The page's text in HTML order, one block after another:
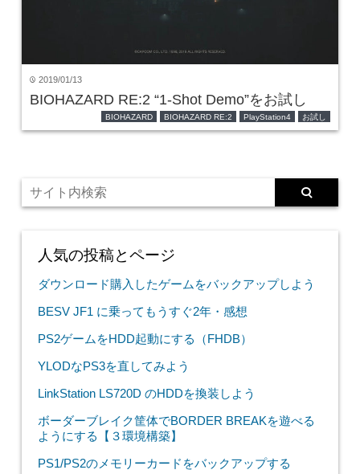
time 2019/01/13
BIOHAZARD RE:2 “1-Shot Demo”をお試し
BIOHAZARD BIOHAZARD RE:2 PlayStation4 お試し
人気の投稿とページ
ダウンロード購入したゲームをバックアップしよう
BESV JF1 に乗ってもうすぐ2年・感想
PS2ゲームをHDD起動にする（FHDB）
YLODなPS3を直してみよう
LinkStation LS720D のHDDを換装しよう
ボーダーブレイク筐体でBORDER BREAKを遊べる
ようにする【３環境構築】
PS1/PS2のメモリーカードをバックアップする